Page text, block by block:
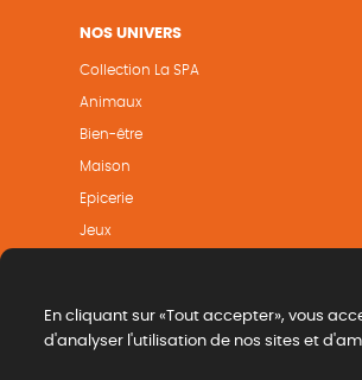
NOS UNIVERS
Collection La SPA
Animaux
Bien-être
Maison
Epicerie
Jeux
En cliquant sur «Tout accepter», vous
d'analyser l'utilisation de nos sites et